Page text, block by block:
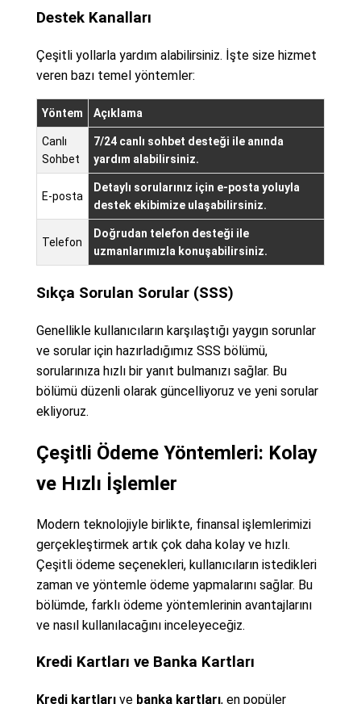
Destek Kanalları
Çeşitli yollarla yardım alabilirsiniz. İşte size hizmet
veren bazı temel yöntemler:
Yöntem Açıklama
Canlı
Sohbet
7/24 canlı sohbet desteği ile anında
yardım alabilirsiniz.
E-posta
Detaylı sorularınız için e-posta yoluyla
destek ekibimize ulaşabilirsiniz.
Telefon
Doğrudan telefon desteği ile
uzmanlarımızla konuşabilirsiniz.
Sıkça Sorulan Sorular (SSS)
Genellikle kullanıcıların karşılaştığı yaygın sorunlar
ve sorular için hazırladığımız SSS bölümü,
sorularınıza hızlı bir yanıt bulmanızı sağlar. Bu
bölümü düzenli olarak güncelliyoruz ve yeni sorular
ekliyoruz.
Çeşitli Ödeme Yöntemleri: Kolay
ve Hızlı İşlemler
Modern teknolojiyle birlikte, finansal işlemlerimizi
gerçekleştirmek artık çok daha kolay ve hızlı.
Çeşitli ödeme seçenekleri, kullanıcıların istedikleri
zaman ve yöntemle ödeme yapmalarını sağlar. Bu
bölümde, farklı ödeme yöntemlerinin avantajlarını
ve nasıl kullanılacağını inceleyeceğiz.
Kredi Kartları ve Banka Kartları
Kredi kartlarıve banka kartları, en popüler